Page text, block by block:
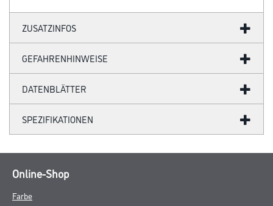
ZUSATZINFOS
GEFAHRENHINWEISE
DATENBLÄTTER
SPEZIFIKATIONEN
Online-Shop
Farbe